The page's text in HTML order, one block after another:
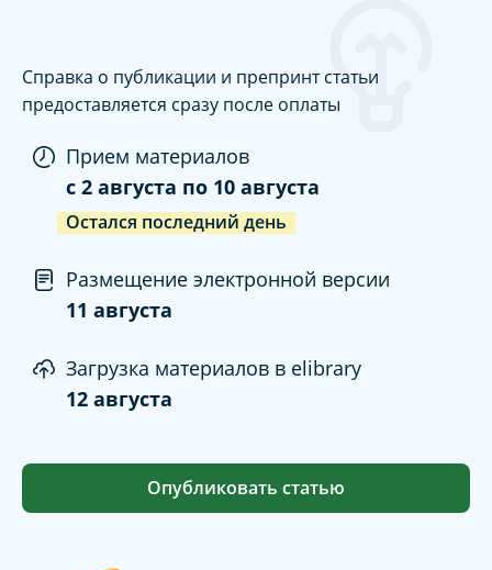
Справка о публикации и препринт статьи
предоставляется сразу после оплаты
Прием материалов
c 2 августа по 10 августа
Остался последний день
Размещение электронной версии
11 августа
Загрузка материалов в elibrary
12 августа
Опубликовать статью